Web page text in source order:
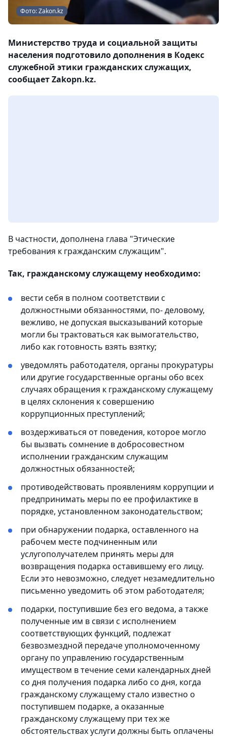
Фото: Zakon.kz
Министерство труда и социальной защиты
населения подготовило дополнения в Кодекс
служебной этики гражданских служащих,
сообщает Zakopn.kz.
В частности, дополнена глава "Этические
требования к гражданским служащим".
Так, гражданскому служащему необходимо:
вести себя в полном соответствии с
должностными обязанностями, по- деловому,
вежливо, не допуская высказываний которые
могли бы трактоваться как вымогательство,
либо как готовность взять взятку;
уведомлять работодателя, органы прокуратуры
или другие государственные органы обо всех
случаях обращения к гражданскому служащему
в целях склонения к совершению
коррупционных преступлений;
воздерживаться от поведения, которое могло
бы вызвать сомнение в добросовестном
исполнении гражданским служащим
должностных обязанностей;
противодействовать проявлениям коррупции и
предпринимать меры по ее профилактике в
порядке, установленном законодательством;
при обнаружении подарка, оставленного на
рабочем месте подчиненным или
услугополучателем принять меры для
возвращения подарка оставившему его лицу.
Если это невозможно, следует незамедлительно
письменно уведомить об этом работодателя;
подарки, поступившие без его ведома, а также
полученные им в связи с исполнением
соответствующих функций, подлежат
безвозмездной передаче уполномоченному
органу по управлению государственным
имуществом в течение семи календарных дней
со дня получения подарка либо со дня, когда
гражданскому служащему стало известно о
поступившем подарке, а оказанные
гражданскому служащему при тех же
обстоятельствах услуги должны быть оплачены